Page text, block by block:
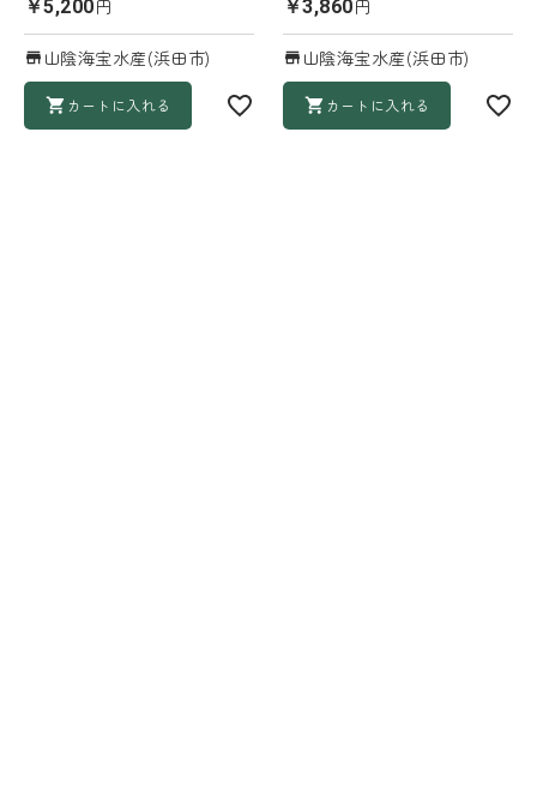
￥5,200円
山陰海宝水産(浜田市)
カートに入れる
￥3,860円
山陰海宝水産(浜田市)
カートに入れる